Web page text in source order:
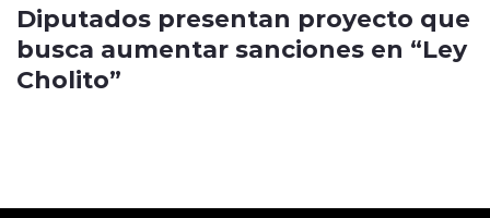
Diputados presentan proyecto que
busca aumentar sanciones en “Ley
Cholito”